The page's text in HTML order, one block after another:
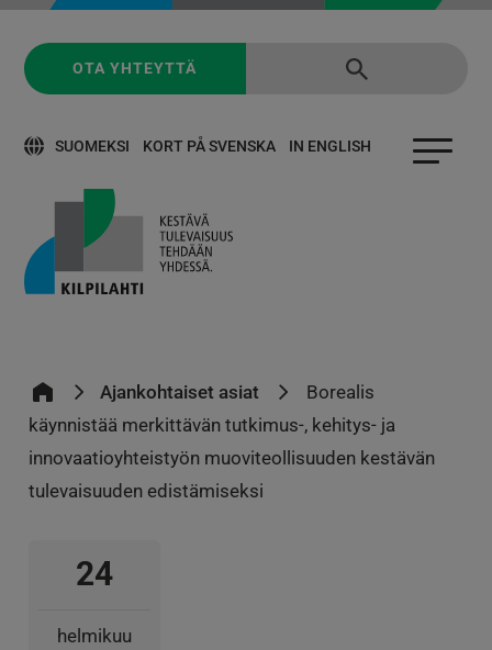
SUOMEKSI KORT PÅ SVENSKA IN ENGLISH
OTA YHTEYTTÄ
Ajankohtaiset asiat
Borealis
käynnistää merkittävän tutkimus-, kehitys- ja
innovaatioyhteistyön muoviteollisuuden kestävän
tulevaisuuden edistämiseksi
24
helmikuu